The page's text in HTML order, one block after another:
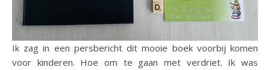
Ik zag in een persbericht dit mooie boek voorbij komen
voor kinderen. Hoe om te gaan met verdriet. Ik was